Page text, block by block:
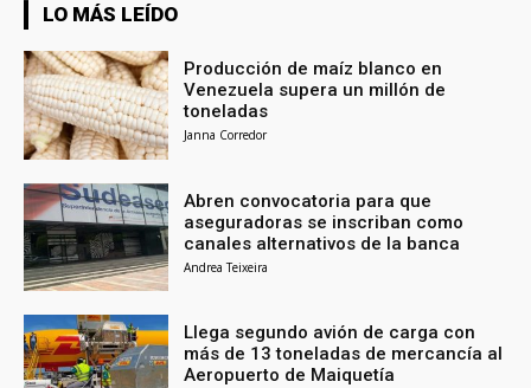
LO MÁS LEÍDO
Producción de maíz blanco en
Venezuela supera un millón de
toneladas
Janna Corredor
Abren convocatoria para que
aseguradoras se inscriban como
canales alternativos de la banca
Andrea Teixeira
Llega segundo avión de carga con
más de 13 toneladas de mercancía al
Aeropuerto de Maiquetía